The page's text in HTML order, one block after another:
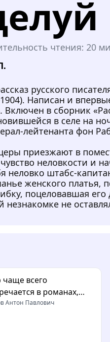
чтения: 20
русского
Написан и
Включен в сборник
в селе на
лейтенанта фон
приезжают в
неловкости и
неловко штабс-
женского платья,
поцеловавшая его
незнакомке не
чаще всего
в романах,
и т.п.
Антон Павлович